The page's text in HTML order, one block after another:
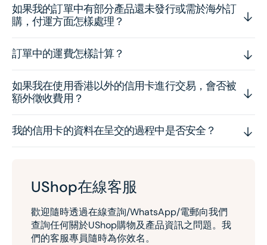
如果我的訂單中有部分產品還未發行或需於海外訂
購，付運方面怎樣處理？
訂單中的運費怎樣計算？
如果我在使用香港以外的信用卡進行交易，會否被
額外徵收費用？
我的信用卡的資料在呈交的過程中是否安全？
UShop在線客服
歡迎隨時透過在線查詢/WhatsApp/電郵向我們
查詢任何關於UShop購物及產品資訊之問題。我
們的客服專員隨時為你效名。